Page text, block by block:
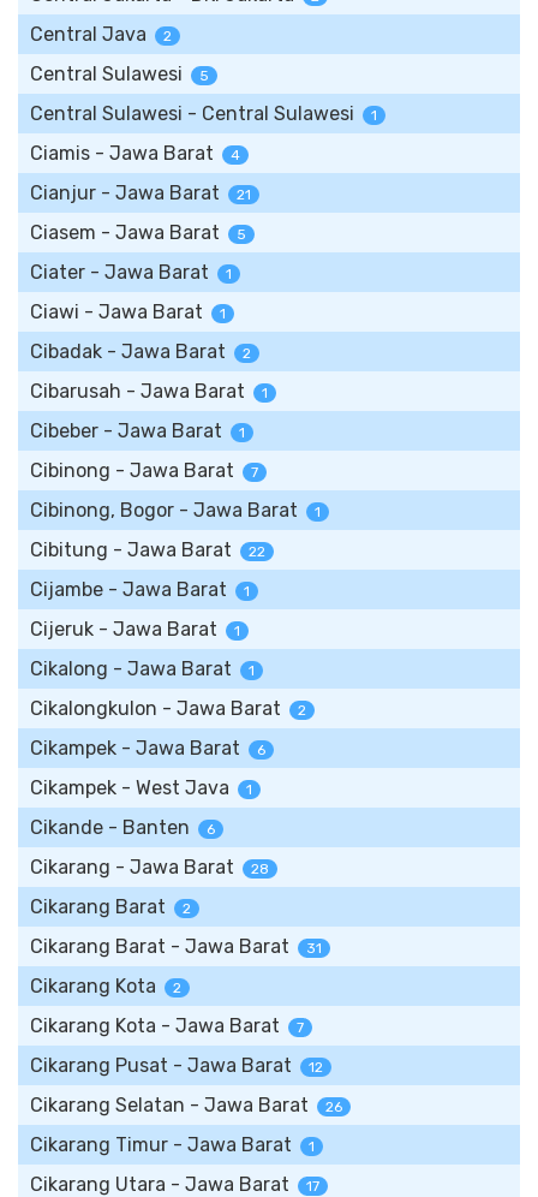
Central Java 2
Central Sulawesi 5
Central Sulawesi - Central Sulawesi 1
Ciamis - Jawa Barat 4
Cianjur - Jawa Barat 21
Ciasem - Jawa Barat 5
Ciater - Jawa Barat 1
Ciawi - Jawa Barat 1
Cibadak - Jawa Barat 2
Cibarusah - Jawa Barat 1
Cibeber - Jawa Barat 1
Cibinong - Jawa Barat 7
Cibinong, Bogor - Jawa Barat 1
Cibitung - Jawa Barat 22
Cijambe - Jawa Barat 1
Cijeruk - Jawa Barat 1
Cikalong - Jawa Barat 1
Cikalongkulon - Jawa Barat 2
Cikampek - Jawa Barat 6
Cikampek - West Java 1
Cikande - Banten 6
Cikarang - Jawa Barat 28
Cikarang Barat 2
Cikarang Barat - Jawa Barat 31
Cikarang Kota 2
Cikarang Kota - Jawa Barat 7
Cikarang Pusat - Jawa Barat 12
Cikarang Selatan - Jawa Barat 26
Cikarang Timur - Jawa Barat 1
Cikarang Utara - Jawa Barat 17